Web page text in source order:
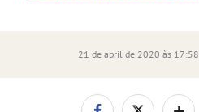
21 de abril de 2020 às 17:58